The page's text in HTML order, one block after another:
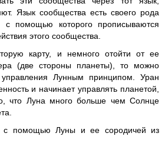
Язык сообщества есть своего рода
с помощью которого прописываются
этого сообщества.
карту, и немного отойти от ее
(две стороны планеты), то можно
Лунным принципом. Уран
и начинает управлять планетой,
что Луна много больше чем Солнце
с помощью Луны и ее сородичей из